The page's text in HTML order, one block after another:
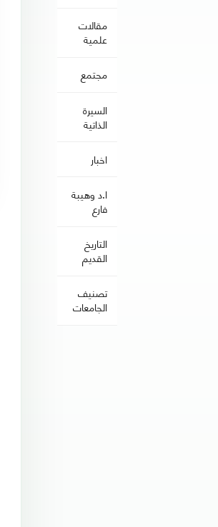
مقالات
علمية
مجتمع
السيرة
الذاتية
اخبار
ا.د وهيبة
فارع
التاريخ
القديم
تصنيف
الجامعات